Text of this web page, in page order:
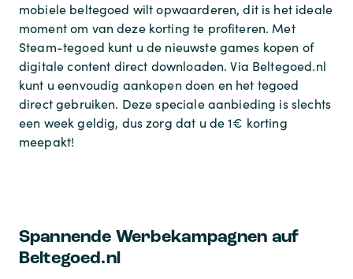
mobiele beltegoed wilt opwaarderen, dit is het ideale
moment om van deze korting te profiteren. Met
Steam-tegoed kunt u de nieuwste games kopen of
digitale content direct downloaden. Via Beltegoed.nl
kunt u eenvoudig aankopen doen en het tegoed
direct gebruiken. Deze speciale aanbieding is slechts
een week geldig, dus zorg dat u de 1€ korting
meepakt!
Spannende Werbekampagnen auf
Beltegoed.nl